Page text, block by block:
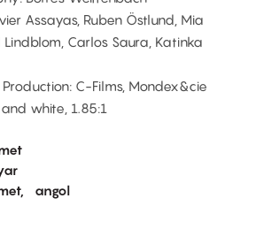
Assayas, Ruben Östlund, Mia
Lindblom, Carlos Saura, Katinka
C-Films, Mondex&cie
white, 1.85:1
angol